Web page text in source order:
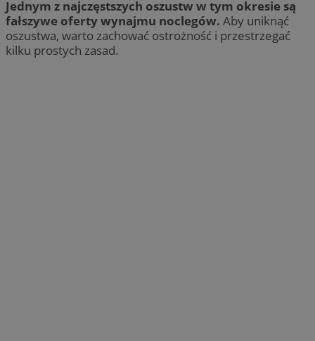
Jednym z najczęstszych oszustw w tym okresie są
fałszywe oferty wynajmu noclegów. Aby uniknąć
oszustwa, warto zachować ostrożność i przestrzegać
kilku prostych zasad.